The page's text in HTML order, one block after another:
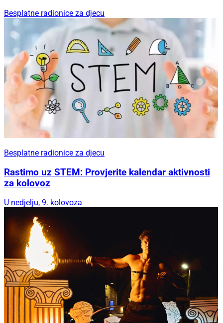
Besplatne radionice za djecu
Besplatne radionice za djecu
Rastimo uz STEM: Provjerite kalendar aktivnosti
za kolovoz
U nedjelju, 9. kolovoza